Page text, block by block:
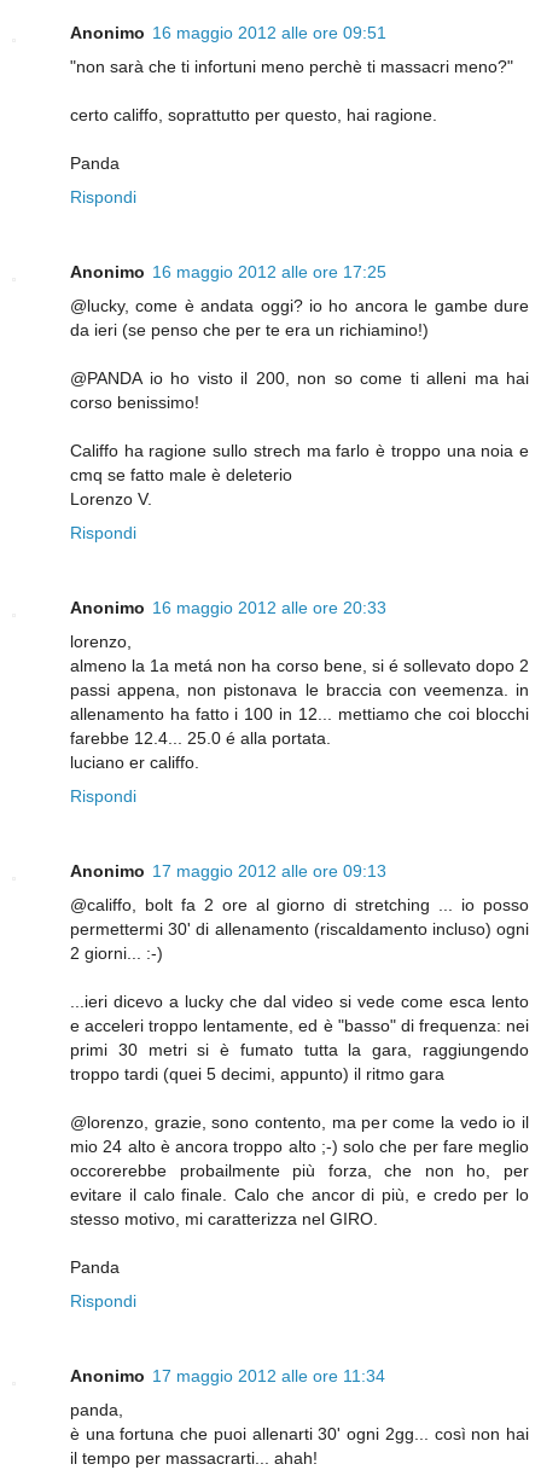
Anonimo 16 maggio 2012 alle ore 09:51
"non sarà che ti infortuni meno perchè ti massacri meno?"
certo califfo, soprattutto per questo, hai ragione.
Panda
Rispondi
Anonimo 16 maggio 2012 alle ore 17:25
@lucky, come è andata oggi? io ho ancora le gambe dure
da ieri (se penso che per te era un richiamino!)
@PANDA io ho visto il 200, non so come ti alleni ma hai
corso benissimo!
Califfo ha ragione sullo strech ma farlo è troppo una noia e
cmq se fatto male è deleterio
Lorenzo V.
Rispondi
Anonimo 16 maggio 2012 alle ore 20:33
lorenzo,
almeno la 1a metá non ha corso bene, si é sollevato dopo 2
passi appena, non pistonava le braccia con veemenza. in
allenamento ha fatto i 100 in 12... mettiamo che coi blocchi
farebbe 12.4... 25.0 é alla portata.
luciano er califfo.
Rispondi
Anonimo 17 maggio 2012 alle ore 09:13
@califfo, bolt fa 2 ore al giorno di stretching ... io posso
permettermi 30' di allenamento (riscaldamento incluso) ogni
2 giorni... :-)
...ieri dicevo a lucky che dal video si vede come esca lento
e acceleri troppo lentamente, ed è "basso" di frequenza: nei
primi 30 metri si è fumato tutta la gara, raggiungendo
troppo tardi (quei 5 decimi, appunto) il ritmo gara
@lorenzo, grazie, sono contento, ma per come la vedo io il
mio 24 alto è ancora troppo alto ;-) solo che per fare meglio
occorerebbe probailmente più forza, che non ho, per
evitare il calo finale. Calo che ancor di più, e credo per lo
stesso motivo, mi caratterizza nel GIRO.
Panda
Rispondi
Anonimo 17 maggio 2012 alle ore 11:34
panda,
è una fortuna che puoi allenarti 30' ogni 2gg... così non hai
il tempo per massacrarti... ahah!